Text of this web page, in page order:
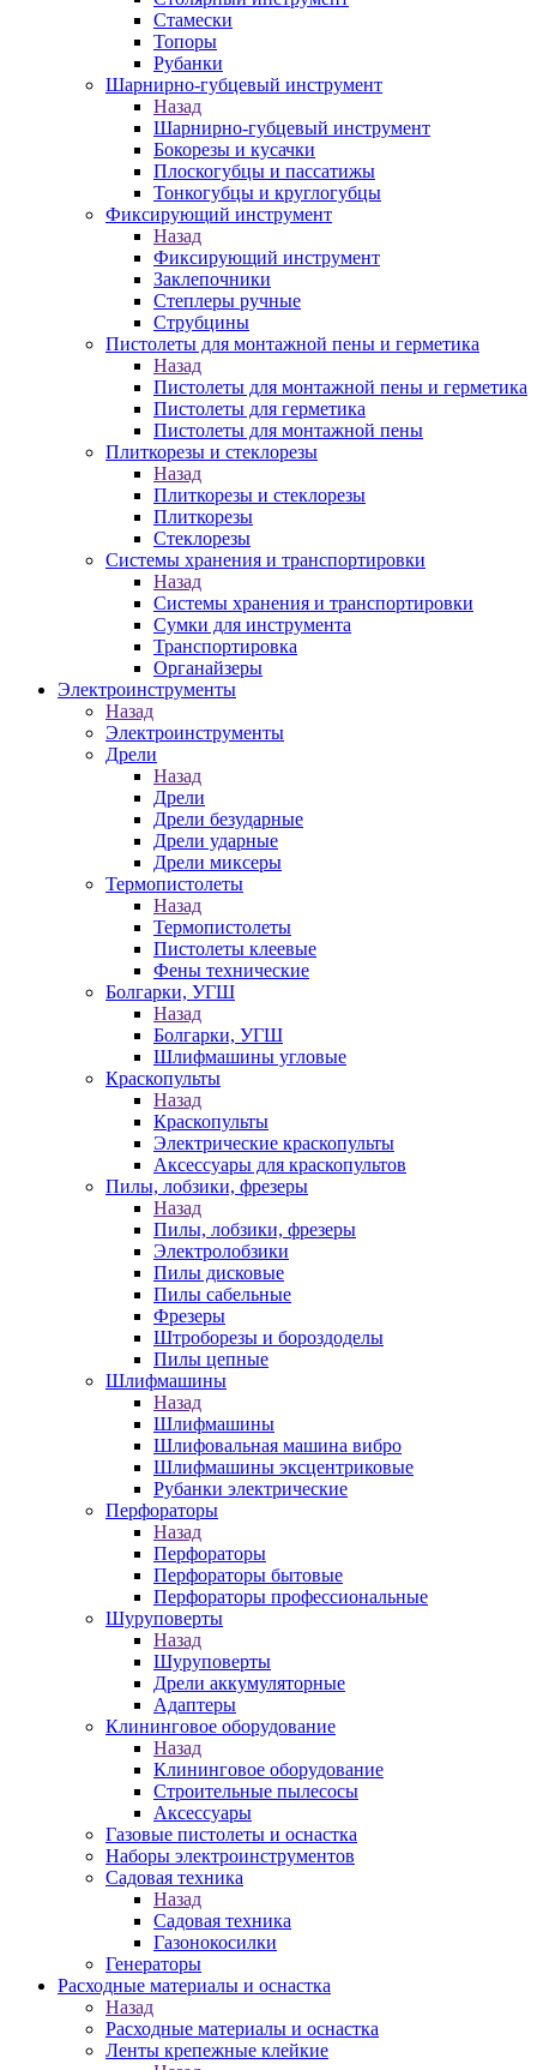
Стамески
Топоры
Рубанки
Шарнирно-губцевый инструмент
Назад
Шарнирно-губцевый инструмент
Бокорезы и кусачки
Плоскогубцы и пассатижы
Тонкогубцы и круглогубцы
Фиксирующий инструмент
Назад
Фиксирующий инструмент
Заклепочники
Степлеры ручные
Струбцины
Пистолеты для монтажной пены и герметика
Назад
Пистолеты для монтажной пены и герметика
Пистолеты для герметика
Пистолеты для монтажной пены
Плиткорезы и стеклорезы
Назад
Плиткорезы и стеклорезы
Плиткорезы
Стеклорезы
Системы хранения и транспортировки
Назад
Системы хранения и транспортировки
Сумки для инструмента
Транспортировка
Органайзеры
Электроинструменты
Назад
Электроинструменты
Дрели
Назад
Дрели
Дрели безударные
Дрели ударные
Дрели миксеры
Термопистолеты
Назад
Термопистолеты
Пистолеты клеевые
Фены технические
Болгарки, УГШ
Назад
Болгарки, УГШ
Шлифмашины угловые
Краскопульты
Назад
Краскопульты
Электрические краскопульты
Аксессуары для краскопультов
Пилы, лобзики, фрезеры
Назад
Пилы, лобзики, фрезеры
Электролобзики
Пилы дисковые
Пилы сабельные
Фрезеры
Штроборезы и бороздоделы
Пилы цепные
Шлифмашины
Назад
Шлифмашины
Шлифовальная машина вибро
Шлифмашины эксцентриковые
Рубанки электрические
Перфораторы
Назад
Перфораторы
Перфораторы бытовые
Перфораторы профессиональные
Шуруповерты
Назад
Шуруповерты
Дрели аккумуляторные
Адаптеры
Клининговое оборудование
Назад
Клининговое оборудование
Строительные пылесосы
Аксессуары
Газовые пистолеты и оснастка
Наборы электроинструментов
Садовая техника
Назад
Садовая техника
Газонокосилки
Генераторы
Расходные материалы и оснастка
Назад
Расходные материалы и оснастка
Ленты крепежные клейкие